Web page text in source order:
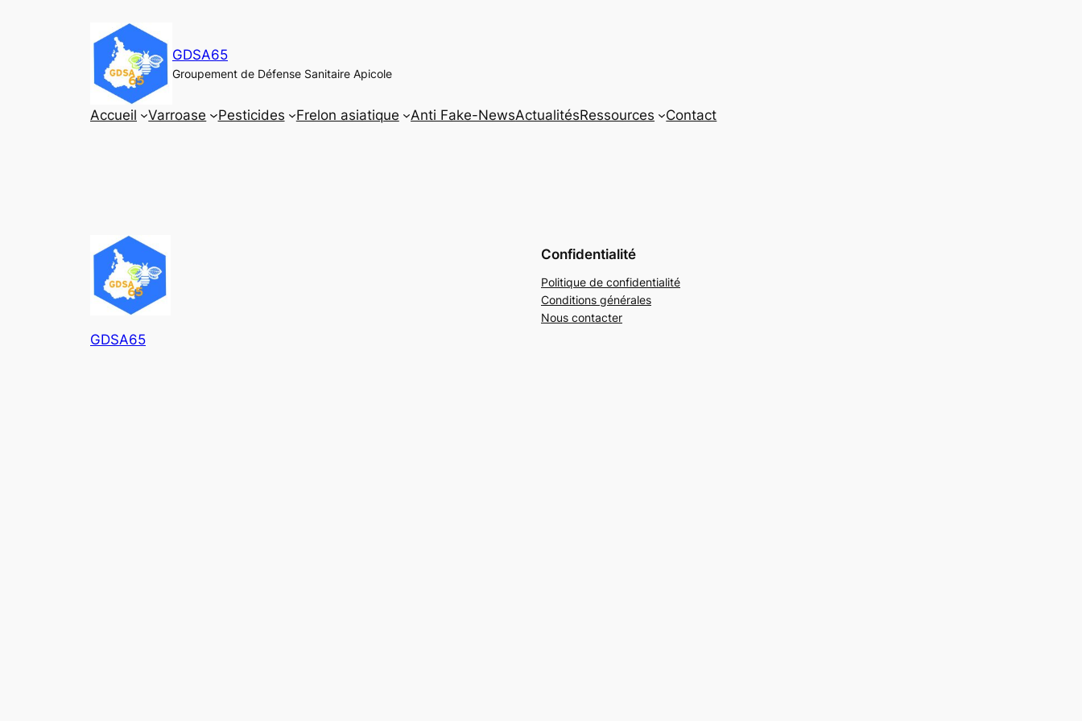
GDSA65
Groupement de Défense Sanitaire Apicole
Accueil Varroase Pesticides Frelon asiatique Anti Fake-NewsActualitésRessources Contact
GDSA65
Confidentialité
Politique de confidentialité
Conditions générales
Nous contacter